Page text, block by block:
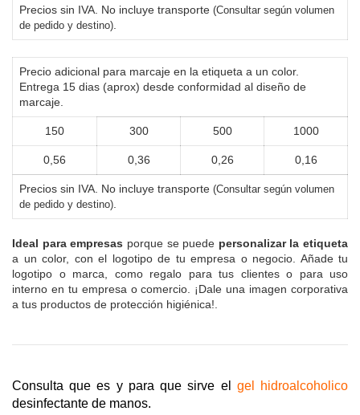
Precios sin IVA. No incluye transporte (Consultar según volumen
de pedido y destino)
Precio adicional para marcaje en la etiqueta a un color.
Entrega 15 dias (aprox) desde conformidad al diseño de
marcaje.
150 300 500 1000
0,56 0,36 0,26 0,16
Precios sin IVA. No incluye transporte (Consultar según volumen
de pedido y destino)
Ideal para empresas porque se puede personalizar la etiqueta
a un color, con el logotipo de tu empresa o negocio. Añade tu
logotipo o marca, como regalo para tus clientes o para uso
interno en tu empresa o comercio. ¡Dale una imagen corporativa
a tus productos de protección higiénica!.
Consulta que es y para que sirve el gel hidroalcoholico
desinfectante de manos.